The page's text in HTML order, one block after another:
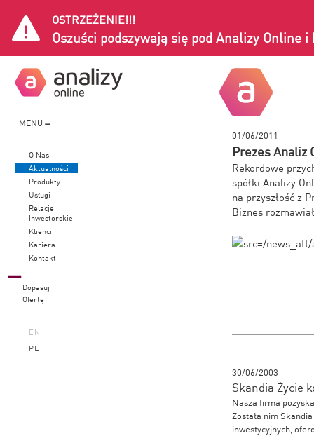
OSTRZEŻENIE!!!
Oszuści podszywają się pod Analizy Online i
MENU
O Nas
Aktualności
Produkty
Usługi
Relacje
Inwestorskie
Klienci
Kariera
Kontakt
Dopasuj
Ofertę
EN
PL
01/06/2011
Prezes Analiz
Rekordowe
spółki Analizy
na przyszłość z
Biznes
30/06/2003
Skandia Życie
Nasza firma
Została nim
inwestycyjnych,